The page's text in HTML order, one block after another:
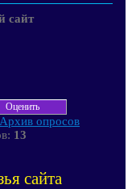
сайт
Архив опросов
13
сайта